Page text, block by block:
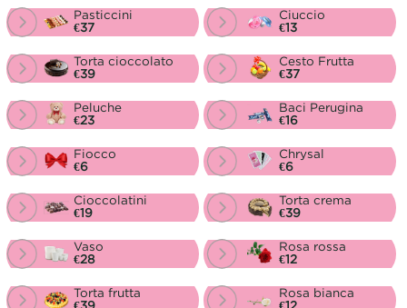
Pasticcini
€37
Torta cioccolato
€39
Peluche
€23
Fiocco
€6
Cioccolatini
€19
Vaso
€28
Torta frutta
€39
Ciuccio
€13
Cesto Frutta
€37
Baci Perugina
€16
Chrysal
€6
Torta crema
€39
Rosa rossa
€12
Rosa bianca
€12